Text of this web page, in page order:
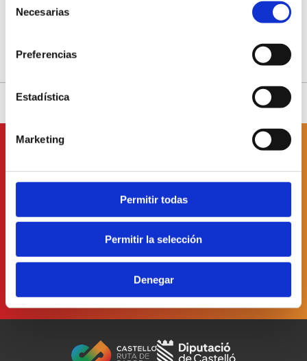
Necesarias
Preferencias
Estadística
Marketing
Permitir todas
Permitir la selección
Denegar
nuestro boletín
He leído y aceptola Política de Protección de Datos